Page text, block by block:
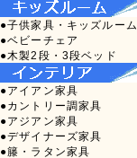
●子供家具・キッズルーム
●ベビーチェア
●木製2段・3段ベッド
●アイアン家具
●カントリー調家具
●アジアン家具
●デザイナーズ家具
●籐・ラタン家具